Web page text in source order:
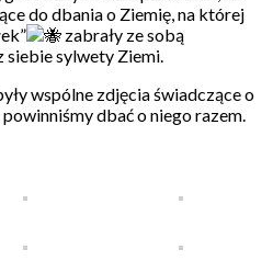
do dbania o Ziemię, na której
zabrały ze sobą
sylwety Ziemi.
wspólne zdjęcia świadczące o
dbać o niego razem.